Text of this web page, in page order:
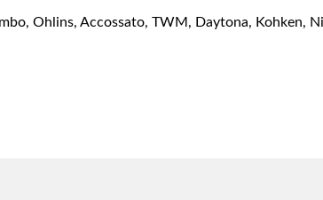
Ohlins, Accossato, TWM, Daytona, Kohken,